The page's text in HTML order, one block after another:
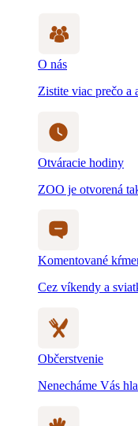
O nás
Zistite viac prečo a
Otváracie hodiny
ZOO je otvorená
Komentované
Cez víkendy a
Občerstvenie
Nenecháme Vás